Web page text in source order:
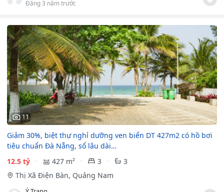
Đăng 3 năm trước
11
Giảm 30%, biệt thự nghỉ dưỡng ven biển DT 427m2 có hồ bơi
tiêu chuẩn Đà Nẵng, sổ lâu dài…
12.5 tỷ
427 m² 3
3
Thị Xã Điện Bàn, Quảng Nam